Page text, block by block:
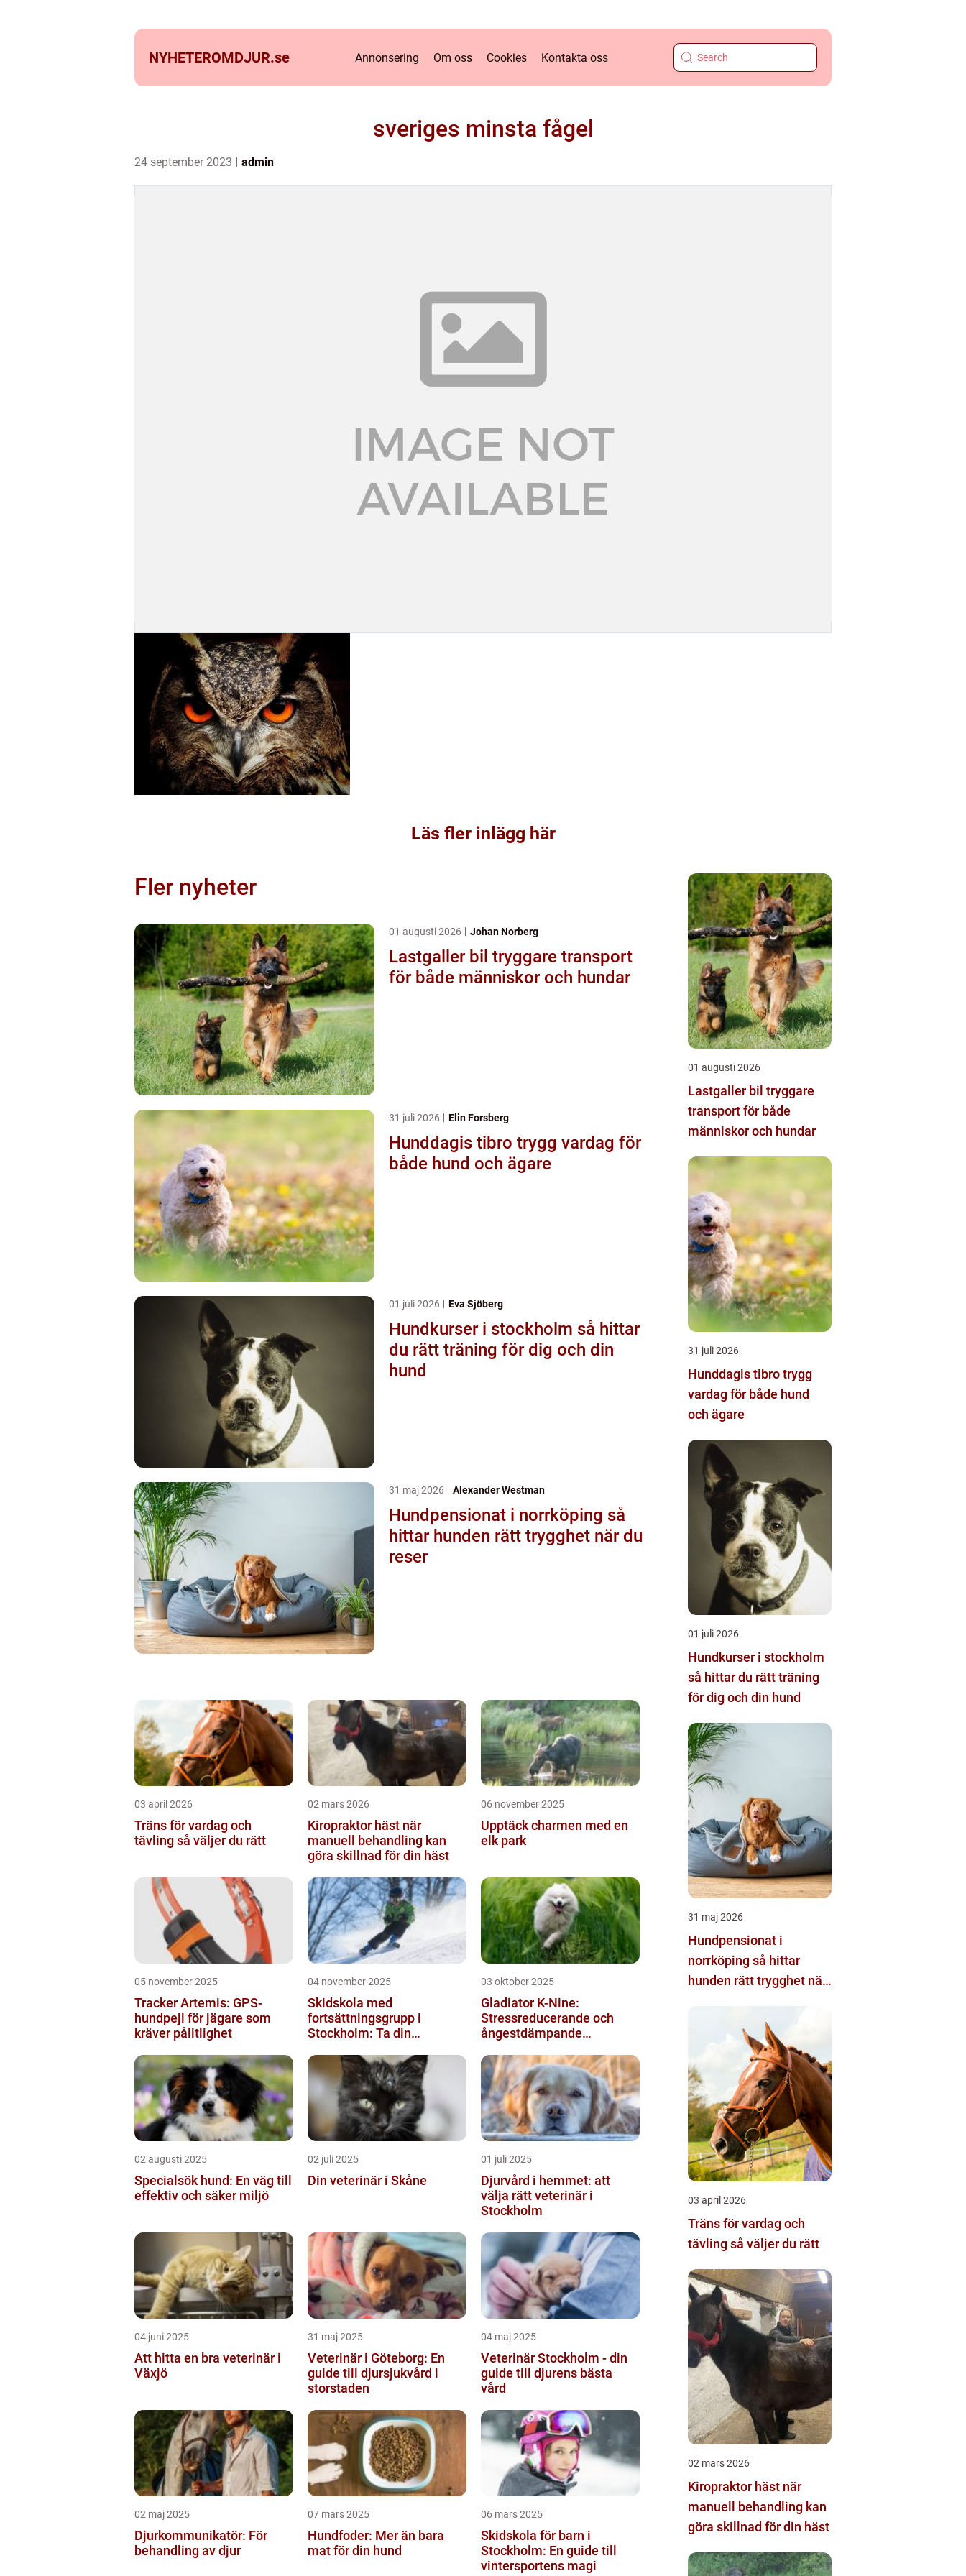
NYHETEROMDJUR.se Annonsering Om oss Cookies Kontakta oss
sveriges minsta fågel
24 september 2023 admin
Läs fler inlägg här
Fler nyheter
01 augusti 2026 Johan Norberg
Lastgaller bil tryggare transport
för både människor och hundar
31 juli 2026 Elin Forsberg
Hunddagis tibro trygg vardag för
både hund och ägare
01 juli 2026 Eva Sjöberg
Hundkurser i stockholm så hittar
du rätt träning för dig och din
hund
31 maj 2026 Alexander Westman
Hundpensionat i norrköping så
hittar hunden rätt trygghet när du
reser
03 april 2026
Träns för vardag och
tävling så väljer du rätt
02 mars 2026
Kiropraktor häst när
manuell behandling kan
göra skillnad för din häst
06 november 2025
Upptäck charmen med en
elk park
05 november 2025
Tracker Artemis: GPS-
hundpejl för jägare som
kräver pålitlighet
04 november 2025
Skidskola med
fortsättningsgrupp i
Stockholm: Ta din
03 oktober 2025
Gladiator K-Nine:
Stressreducerande och
ångestdämpande
02 augusti 2025
Specialsök hund: En väg till
effektiv och säker miljö
02 juli 2025
Din veterinär i Skåne
01 juli 2025
Djurvård i hemmet: att
välja rätt veterinär i
Stockholm
04 juni 2025
Att hitta en bra veterinär i
Växjö
31 maj 2025
Veterinär i Göteborg: En
guide till djursjukvård i
storstaden
04 maj 2025
Veterinär Stockholm - din
guide till djurens bästa
vård
02 maj 2025
Djurkommunikatör: För
behandling av djur
07 mars 2025
Hundfoder: Mer än bara
mat för din hund
06 mars 2025
Skidskola för barn i
Stockholm: En guide till
vintersportens magi
01 augusti 2026
Lastgaller bil tryggare
transport för både
människor och hundar
31 juli 2026
Hunddagis tibro trygg
vardag för både hund
och ägare
01 juli 2026
Hundkurser i stockholm
så hittar du rätt träning
för dig och din hund
31 maj 2026
Hundpensionat i
norrköping så hittar
hunden rätt trygghet när
03 april 2026
Träns för vardag och
tävling så väljer du rätt
02 mars 2026
Kiropraktor häst när
manuell behandling kan
göra skillnad för din häst